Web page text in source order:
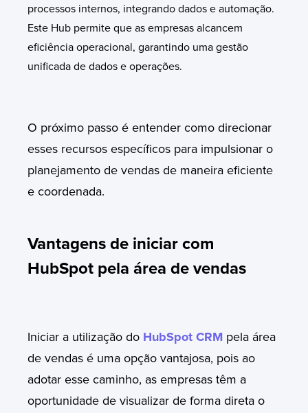
processos internos, integrando dados e automação.
Este Hub permite que as empresas alcancem
eficiência operacional, garantindo uma gestão
unificada de dados e operações.
O próximo passo é entender como direcionar
esses recursos específicos para impulsionar o
planejamento de vendas de maneira eficiente
e coordenada.
Vantagens de iniciar com
HubSpot pela área de vendas
Iniciar a utilização do HubSpot CRM pela área
de vendas é uma opção vantajosa, pois ao
adotar esse caminho, as empresas têm a
oportunidade de visualizar de forma direta o